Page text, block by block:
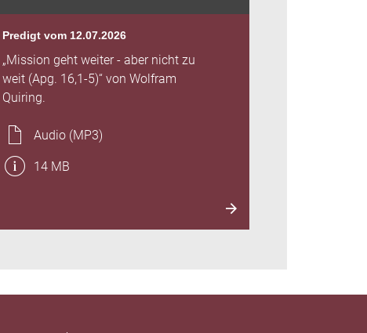
Predigt vom 12.07.2026
„Mission geht weiter - aber nicht zu
weit (Apg. 16,1-5)“ von Wolfram
Quiring.
Audio (MP3)
14 MB